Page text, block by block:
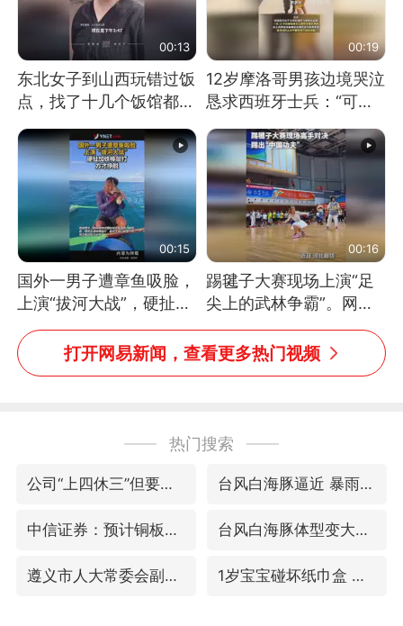
00:13
东北女子到山西玩错过饭
点，找了十几个饭馆都没
开门：午休到几点
00:19
12岁摩洛哥男孩边境哭泣
恳求西班牙士兵：“可不
可以不要把我遣返回国”
00:15
国外一男子遭章鱼吸脸，
上演“拔河大战”，硬扯加
铁棒敲打方才挣脱
00:16
踢毽子大赛现场上演“足
尖上的武林争霸”。网
友：这哪是踢毽子，分明
是武侠片现场！#睡个好
打开网易新闻，查看更多热门视频
热门搜索
公司“上四休三”但要降薪1000元 台风白海豚逼近 暴雨大暴雨来袭
中信证券：预计铜板块将迎来共振上涨 台风白海豚体型变大近似13个浙江面积
遵义市人大常委会副主任刘东明被查 1岁宝宝碰坏纸巾盒 宝妈被索赔924元